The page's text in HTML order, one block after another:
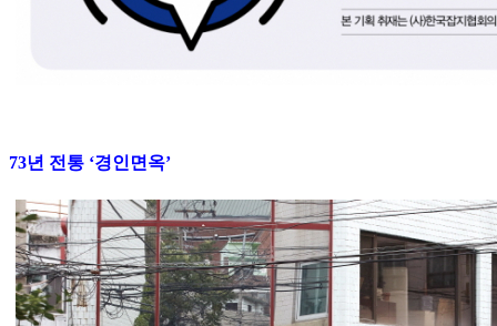
73년 전통 ‘경인면옥’